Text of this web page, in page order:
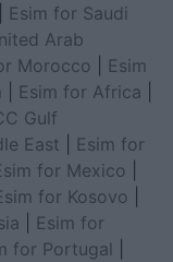
Esim for Saudi
Arab
Morocco
Esim
Esim for Africa
Gulf
East
Esim for
for Mexico
for Kosovo
Esim for
for Portugal